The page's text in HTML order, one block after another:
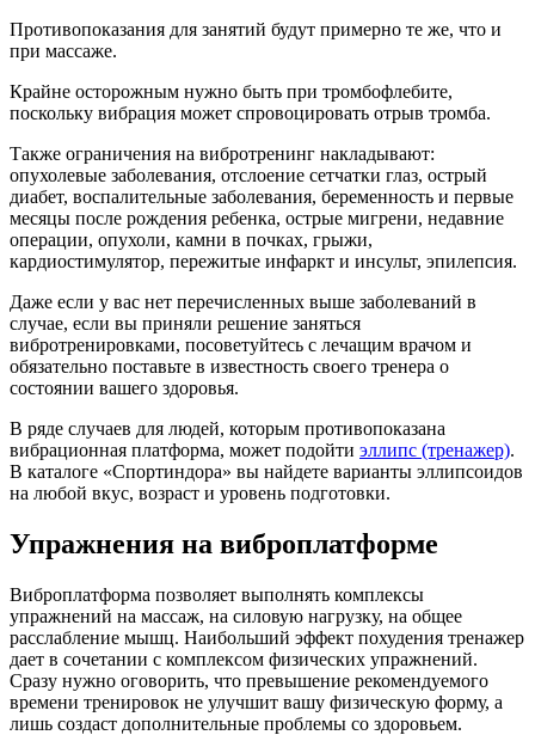
Противопоказания для занятий будут примерно те же, что и
при массаже.
Крайне осторожным нужно быть при тромбофлебите,
поскольку вибрация может спровоцировать отрыв тромба.
Также ограничения на вибротренинг накладывают:
опухолевые заболевания, отслоение сетчатки глаз, острый
диабет, воспалительные заболевания, беременность и первые
месяцы после рождения ребенка, острые мигрени, недавние
операции, опухоли, камни в почках, грыжи,
кардиостимулятор, пережитые инфаркт и инсульт, эпилепсия.
Даже если у вас нет перечисленных выше заболеваний в
случае, если вы приняли решение заняться
вибротренировками, посоветуйтесь с лечащим врачом и
обязательно поставьте в известность своего тренера о
состоянии вашего здоровья.
В ряде случаев для людей, которым противопоказана
вибрационная платформа, может подойти эллипс (тренажер).
В каталоге «Спортиндора» вы найдете варианты эллипсоидов
на любой вкус, возраст и уровень подготовки.
Упражнения на виброплатформе
Виброплатформа позволяет выполнять комплексы
упражнений на массаж, на силовую нагрузку, на общее
расслабление мышц. Наибольший эффект похудения тренажер
дает в сочетании с комплексом физических упражнений.
Сразу нужно оговорить, что превышение рекомендуемого
времени тренировок не улучшит вашу физическую форму, а
лишь создаст дополнительные проблемы со здоровьем.